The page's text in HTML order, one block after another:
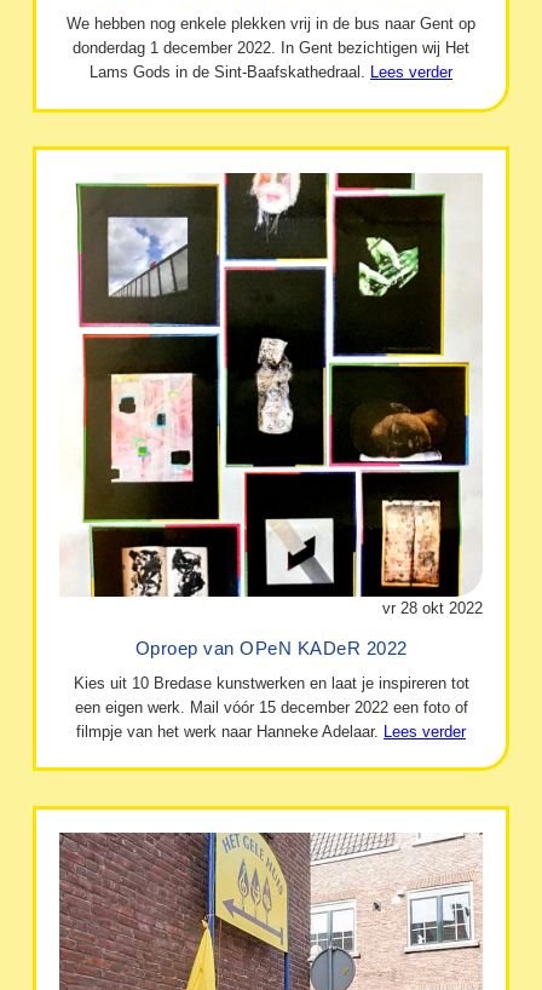
We hebben nog enkele plekken vrij in de bus naar Gent op
donderdag 1 december 2022. In Gent bezichtigen wij Het
Lams Gods in de Sint-Baafskathedraal. Lees verder
vr 28 okt 2022
Oproep van OPeN KADeR 2022
Kies uit 10 Bredase kunstwerken en laat je inspireren tot
een eigen werk. Mail vóór 15 december 2022 een foto of
filmpje van het werk naar Hanneke Adelaar.
Lees verder